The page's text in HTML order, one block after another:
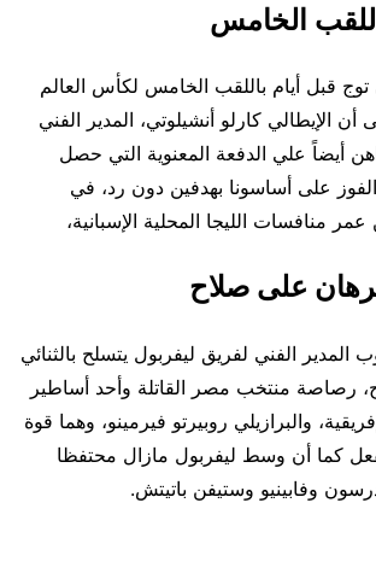
الخامس
توج قبل أيام باللقب الخامس لكأس العالم
أن الإيطالي كارلو أنشيلوتي، المدير الفني
أيضاً علي الدفعة المعنوية التي حصل
على أساسونا بهدفين دون رد، في
منافسات الليجا المحلية الإسبانية،
على صلاح
المدير الفني لفريق ليفربول يتسلح بالثنائي
رصاصة منتخب مصر القاتلة وأحد أساطير
والبرازيلي روبيرتو فيرمينو، وهما قوة
كما أن وسط ليفربول مازال محتفظا
وفابينيو وستيفن باتيتش.